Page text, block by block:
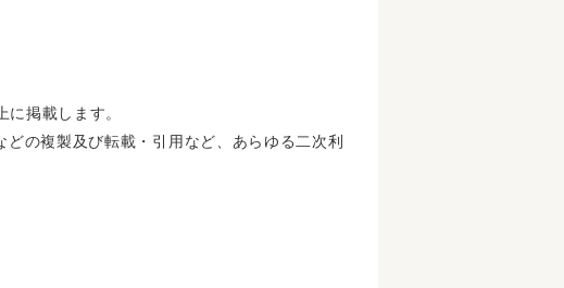
掲載します。
の複製及び転載・引用など、あらゆる二次利